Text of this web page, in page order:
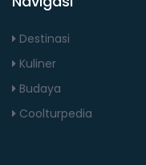
Destinasi
Kuliner
Budaya
Coolturpedia